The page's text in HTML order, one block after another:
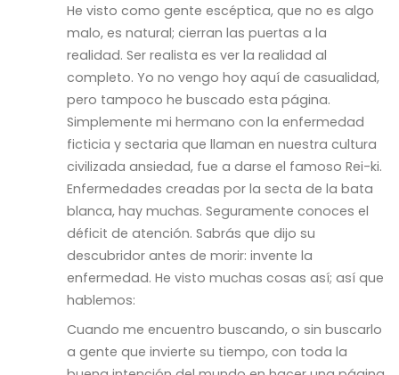
He visto como gente escéptica, que no es algo
malo, es natural; cierran las puertas a la
realidad. Ser realista es ver la realidad al
completo. Yo no vengo hoy aquí de casualidad,
pero tampoco he buscado esta página.
Simplemente mi hermano con la enfermedad
ficticia y sectaria que llaman en nuestra cultura
civilizada ansiedad, fue a darse el famoso Rei-ki.
Enfermedades creadas por la secta de la bata
blanca, hay muchas. Seguramente conoces el
déficit de atención. Sabrás que dijo su
descubridor antes de morir: invente la
enfermedad. He visto muchas cosas así; así que
hablemos:
Cuando me encuentro buscando, o sin buscarlo
a gente que invierte su tiempo, con toda la